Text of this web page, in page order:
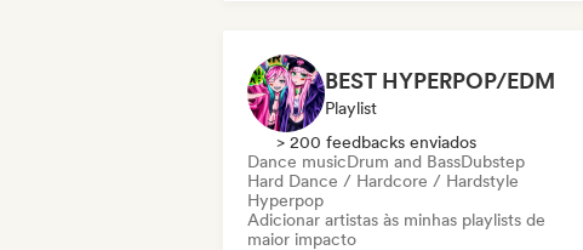
BEST HYPERPOP/EDM
Playlist
> 200 feedbacks enviados
Dance musicDrum and BassDubstep
Hard Dance / Hardcore / Hardstyle
Hyperpop
Adicionar artistas às minhas playlists de
maior impacto